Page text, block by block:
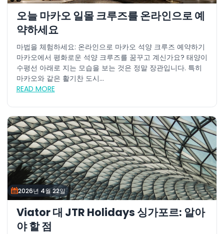
오늘 마카오 일몰 크루즈를 온라인으로 예
약하세요
마법을 체험하세요: 온라인으로 마카오 석양 크루즈 예약하기
마카오에서 평화로운 석양 크루즈를 꿈꾸고 계신가요? 태양이
수평선 아래로 지는 모습을 보는 것은 정말 장관입니다. 특히
마카오와 같은 활기찬 도시...
READ MORE
2026년 4월 22일
Viator 대 JTR Holidays 싱가포르: 알아
야 할 점